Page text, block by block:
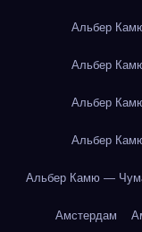
Альбер
Альбер
Альбер
Альбер
Альбер Камю —
Амстердам